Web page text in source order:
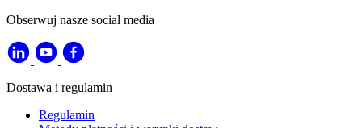
Obserwuj nasze social media
Dostawa i regulamin
Regulamin